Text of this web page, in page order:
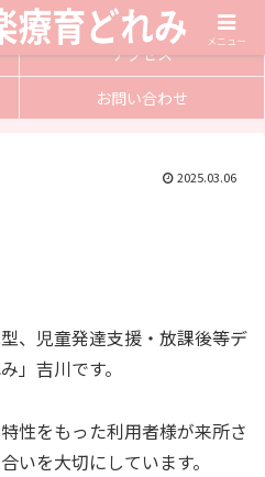
入会方法
アクセス
お問い合わせ
2025.03.06
、児童発達支援・放課後等デ
」吉川です。
性をもった利用者様が来所さ
いを大切にしています。
メニュー